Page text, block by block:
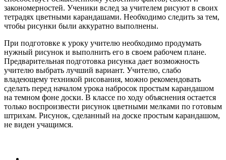
законо­мерностей. Ученики вслед за учителем рисуют в своих
тетра­дях цветными карандашами. Необходимо следить за тем,
чтобы рисунки были аккуратно выполнены.
При подготовке к уроку учителю необходимо продумать
нужный рисунок и выполнить его в своем рабочем плане.
Пред­варительная подготовка рисунка дает возможность
учителю вы­брать лучший вариант. Учителю, слабо
владеющему техникой рисования, можно рекомендовать
сделать перед началом урока набросок простым карандашом
на темном фоне доски. В классе по ходу объяснения остается
только воспроизвести рисунок цвет­ными мелками по готовым
штрихам. Рисунок, сделанный на доске простым карандашом,
не виден учащимся.